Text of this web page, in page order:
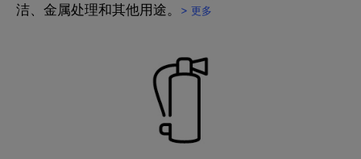
洁、金属处理和其他用途。
> 更多